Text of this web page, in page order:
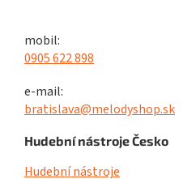
mobil:
0905 622 898
e-mail:
bratislava@melodyshop.sk
Hudební nástroje Česko
Hudební nástroje